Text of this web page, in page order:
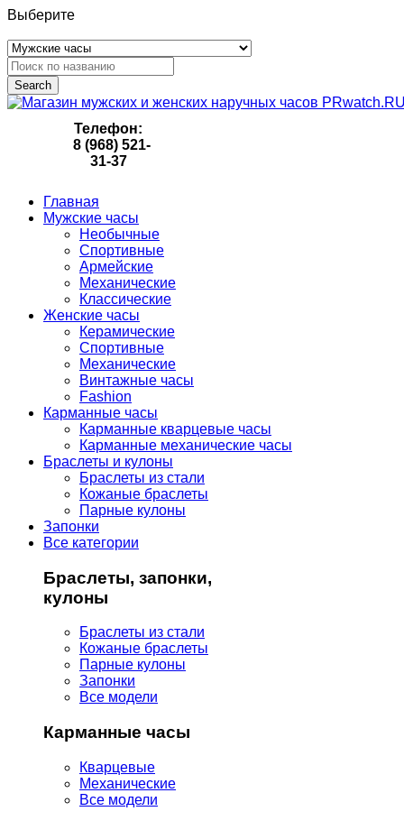
Выберите
Search
Телефон:
8 (968) 521-
31-37
Главная
Мужские часы
Необычные
Спортивные
Армейские
Механические
Классические
Женские часы
Керамические
Спортивные
Механические
Винтажные часы
Fashion
Карманные часы
Карманные кварцевые часы
Карманные механические часы
Браслеты и кулоны
Браслеты из стали
Кожаные браслеты
Парные кулоны
Запонки
Все категории
Браслеты, запонки,
кулоны
Браслеты из стали
Кожаные браслеты
Парные кулоны
Запонки
Все модели
Карманные часы
Кварцевые
Механические
Все модели